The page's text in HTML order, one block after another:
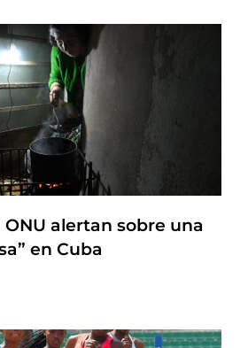
alertan sobre una
en Cuba